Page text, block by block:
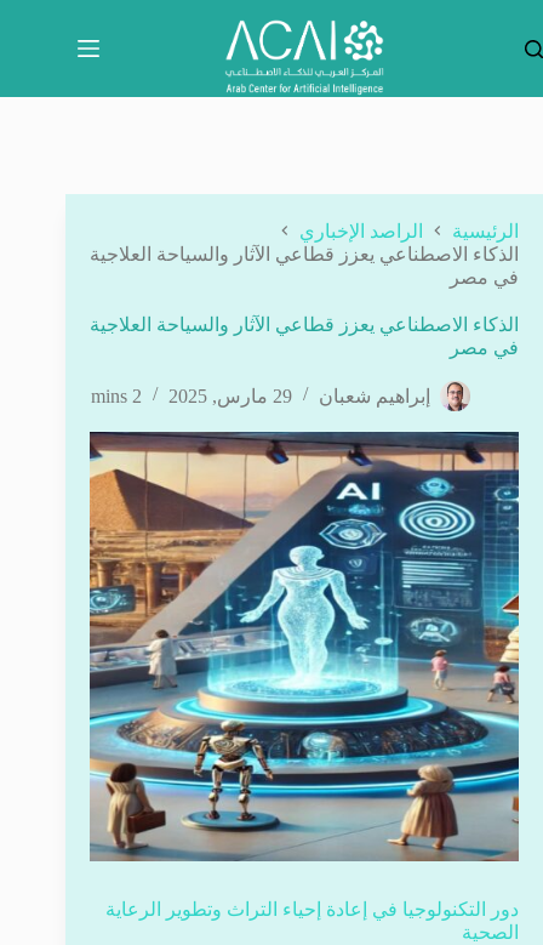
المحتوى
الرئيسية
الراصد الإخباري
الذكاء الاصطناعي يعزز قطاعي الآثار والسياحة العلاجية
في مصر
الذكاء الاصطناعي يعزز قطاعي الآثار والسياحة العلاجية
في مصر
إبراهيم شعبان 29 مارس, 2025 2 mins
دور التكنولوجيا في إعادة إحياء التراث وتطوير الرعاية
الصحية